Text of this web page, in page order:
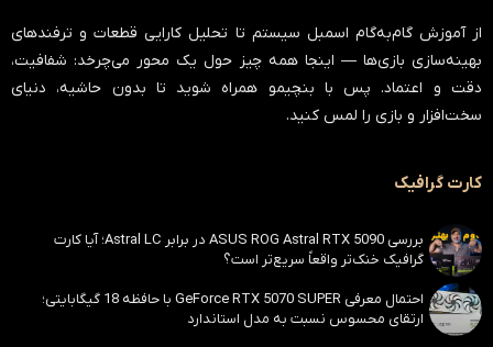
از آموزش گام‌به‌گام اسمبل سیستم تا تحلیل کارایی قطعات و ترفندهای
بهینه‌سازی بازی‌ها — اینجا همه چیز حول یک محور می‌چرخد: شفافیت،
دقت و اعتماد. پس با بنچیمو همراه شوید تا بدون حاشیه، دنیای
سخت‌افزار و بازی را لمس کنید.
کارت گرافیک
بررسی ASUS ROG Astral RTX 5090 در برابر Astral LC؛ آیا کارت
گرافیک خنک‌تر واقعاً سریع‌تر است؟
احتمال معرفی GeForce RTX 5070 SUPER با حافظه 18 گیگابایتی؛
ارتقای محسوس نسبت به مدل استاندارد